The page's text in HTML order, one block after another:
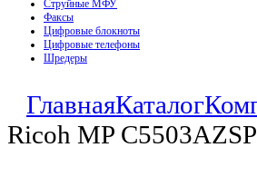
Струйные МФУ
Факсы
Цифровые блокноты
Цифровые телефоны
Шредеры
ГлавнаяКаталог
Ricoh MP C5503AZSP